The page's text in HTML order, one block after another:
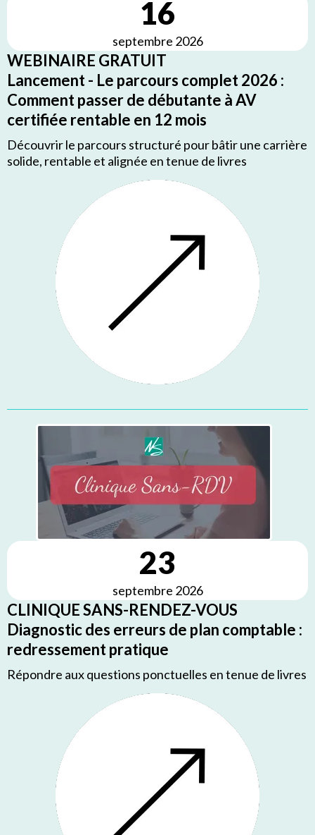
16
septembre 2026
WEBINAIRE GRATUIT
Lancement - Le parcours complet 2026 :
Comment passer de débutante à AV
certifiée rentable en 12 mois
Découvrir le parcours structuré pour bâtir une carrière
solide, rentable et alignée en tenue de livres
23
septembre 2026
CLINIQUE SANS-RENDEZ-VOUS
Diagnostic des erreurs de plan comptable :
redressement pratique
Répondre aux questions ponctuelles en tenue de livres